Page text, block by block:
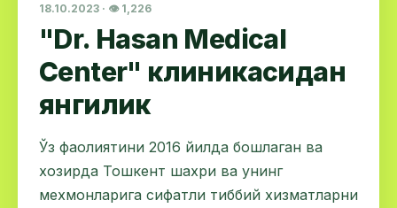
18.10.2023 · 👁 1,226
"Dr. Hasan Medical
Center" клиникасидан
янгилик
Ўз фаолиятини 2016 йилда бошлаган ва
хозирда Тошкент шахри ва унинг
мехмонларига сифатли тиббий хизматларни